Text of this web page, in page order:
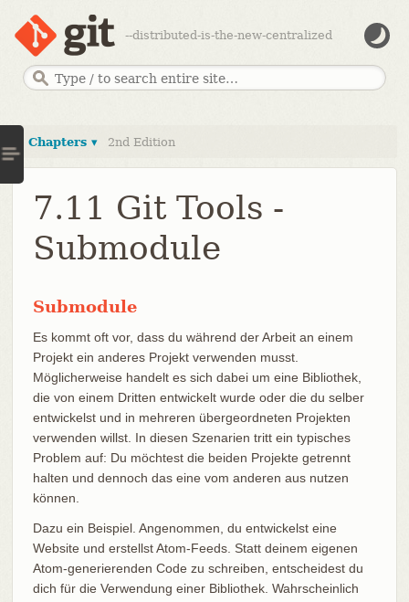
--distributed-is-the-new-centralized
Chapters ▾ 2nd Edition
7.11 Git Tools -
Submodule
Submodule
Es kommt oft vor, dass du während der Arbeit an einem
Projekt ein anderes Projekt verwenden musst.
Möglicherweise handelt es sich dabei um eine Bibliothek,
die von einem Dritten entwickelt wurde oder die du selber
entwickelst und in mehreren übergeordneten Projekten
verwenden willst. In diesen Szenarien tritt ein typisches
Problem auf: Du möchtest die beiden Projekte getrennt
halten und dennoch das eine vom anderen aus nutzen
können.
Dazu ein Beispiel. Angenommen, du entwickelst eine
Website und erstellst Atom-Feeds. Statt deinem eigenen
Atom-generierenden Code zu schreiben, entscheidest du
dich für die Verwendung einer Bibliothek. Wahrscheinlich